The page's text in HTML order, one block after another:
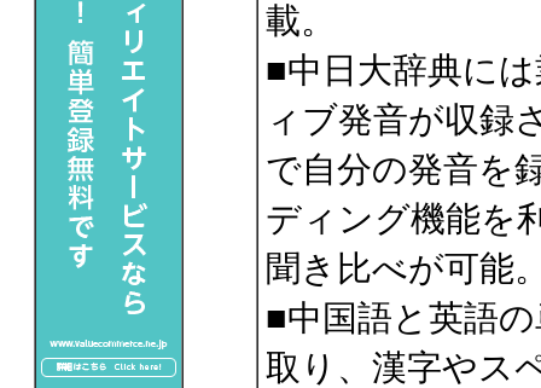
載。
■中日大辞典に
ィブ発音が収録
で自分の発音を
ディング機能を
聞き比べが可能
■中国語と英語
取り、漢字やス